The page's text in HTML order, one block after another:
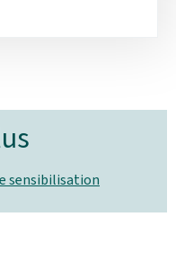
sensibilisation